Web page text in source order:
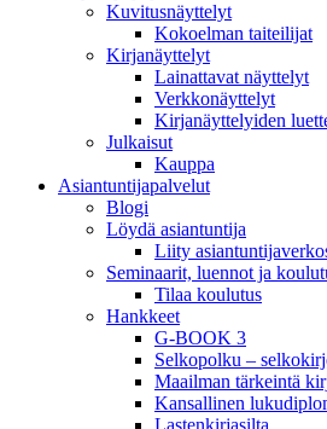
Kuvitusnäyttelyt
Kokoelman taiteilijat
Kirjanäyttelyt
Lainattavat näyttelyt
Verkkonäyttelyt
Kirjanäyttelyiden
Julkaisut
Kauppa
Asiantuntija­palvelut
Blogi
Löydä asiantuntija
Liity
Seminaarit, luennot ja
Tilaa koulutus
Hankkeet
G-BOOK 3
Selkopolku –
Maailman tärkeintä
Kansallinen
Lastenkirjasilta